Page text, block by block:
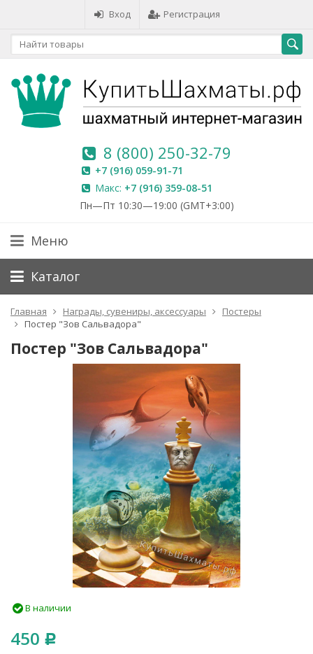
Вход Регистрация
8 (800) 250-32-79
+7 (916) 059-91-71
Макс: +7 (916) 359-08-51
Пн—Пт 10:30—19:00 (GMT+3:00)
Меню
Каталог
Главная Награды, сувениры, аксессуары
Постеры
Постер "Зов Сальвадора"
Постер "Зов Сальвадора"
В наличии
450 Р